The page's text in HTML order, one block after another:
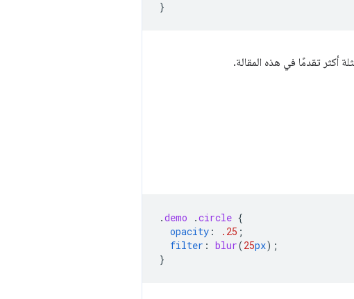
}
أكثر تقدمًا في هذه المقالة.
.demo .circle {
opacity : .25 ;
filter : blur(25px);
}